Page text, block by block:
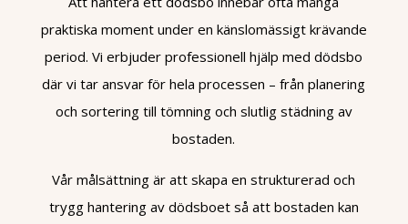
praktiska moment under en känslomässigt krävande
period. Vi erbjuder professionell hjälp med dödsbo
där vi tar ansvar för hela processen – från planering
och sortering till tömning och slutlig städning av
bostaden.
Vår målsättning är att skapa en strukturerad och
trygg hantering av dödsboet så att bostaden kan